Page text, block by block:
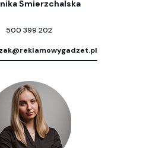
Śmierzchalska
500 399 202